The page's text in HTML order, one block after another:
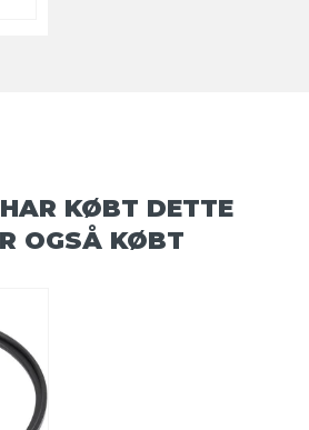
KØBT DETTE
OGSÅ KØBT